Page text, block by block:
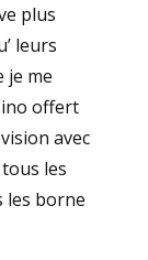
plus
leurs
je me
offert
avec
les
les borne